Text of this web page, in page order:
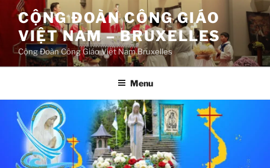
Aller
contenu
principal
CỘNG ĐOÀN CÔNG GIÁO
VIỆT NAM – BRUXELLES
Cộng Đoàn Công Giáo Việt Nam Bruxelles
Menu